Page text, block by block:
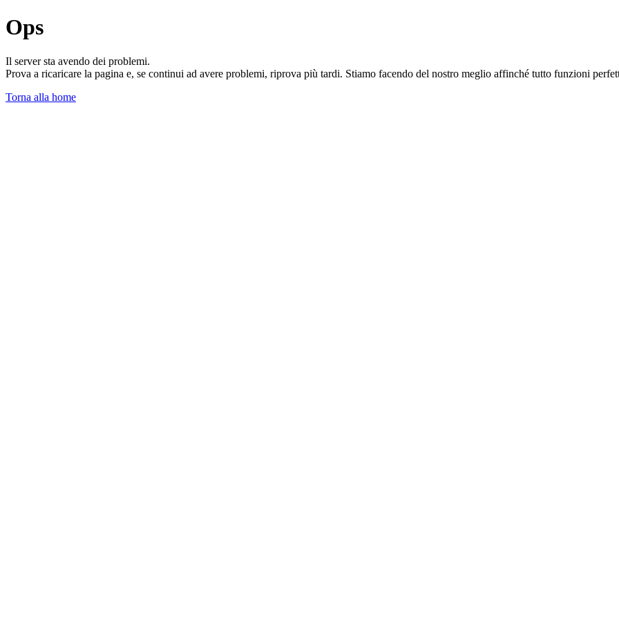
Ops
Il server sta avendo dei problemi.
Prova a ricaricare la pagina e, se continui ad avere problemi, riprova più tardi. Stiamo facendo del nostro meglio affinché tutto funzioni
Torna alla home